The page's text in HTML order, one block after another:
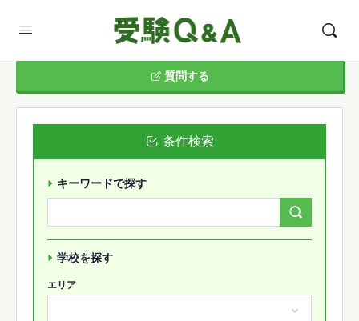
質問する
条件検索
キーワードで探す
学校を探す
エリア